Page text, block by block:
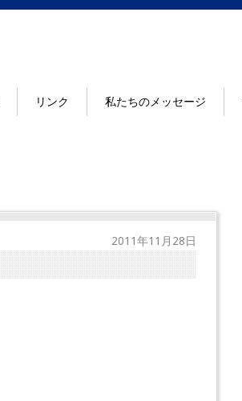
リンク 私たちのメッセージ
2011年11月28日